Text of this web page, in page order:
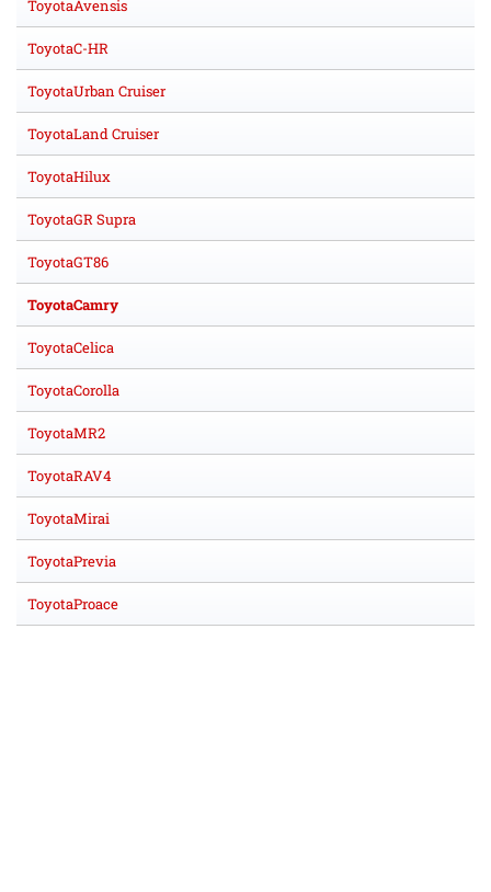
ToyotaAvensis
ToyotaC-HR
ToyotaUrban Cruiser
ToyotaLand Cruiser
ToyotaHilux
ToyotaGR Supra
ToyotaGT86
ToyotaCamry
ToyotaCelica
ToyotaCorolla
ToyotaMR2
ToyotaRAV4
ToyotaMirai
ToyotaPrevia
ToyotaProace